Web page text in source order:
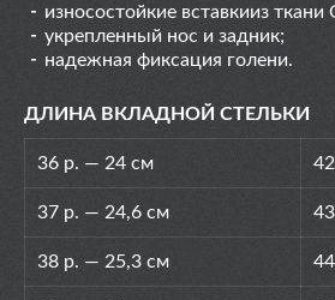
износостойкие вставкииз ткани
укрепленный нос и задник;
надежная фиксация голени.
ДЛИНА ВКЛАДНОЙ СТЕЛЬКИ
36 р. — 24 см
37 р. — 24,6 см
38 р. — 25,3 см